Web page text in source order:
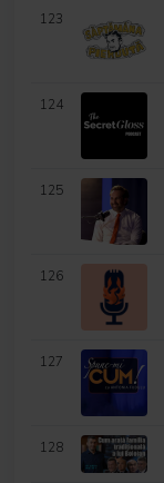
123
124
125
126
127
128